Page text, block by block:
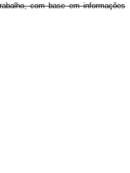
com base em informações